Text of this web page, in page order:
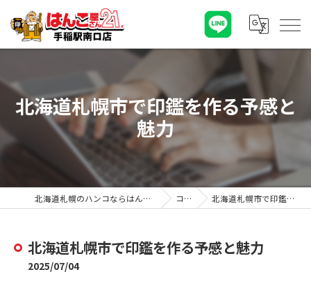
北海道札幌市で印鑑を作る予感と
魅力
北海道札幌のハンコならはんこ屋さん21手稲駅南口店 コラム 北海道札幌市で印鑑を作る予感と魅力
北海道札幌市で印鑑を作る予感と魅力
2025/07/04